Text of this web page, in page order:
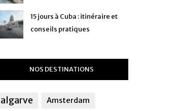
15 jours à Cuba : itinéraire et
conseils pratiques
NOS DESTINATIONS
algarve Amsterdam